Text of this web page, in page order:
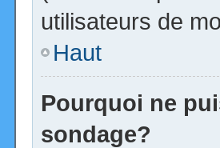
utilisateurs de
Haut
Pourquoi ne
sondage?